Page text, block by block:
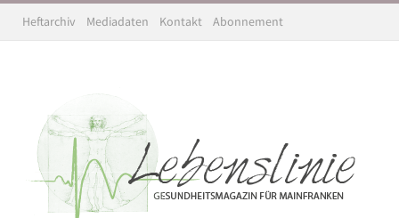
Heftarchiv Mediadaten Kontakt Abonnement